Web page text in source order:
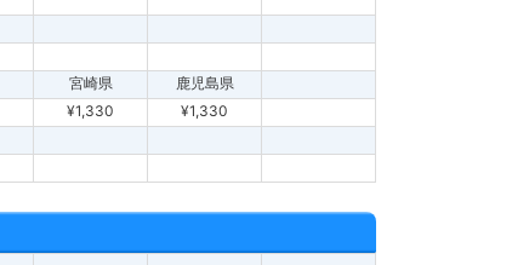
宮崎県
鹿児島県
¥1,330 ¥1,330